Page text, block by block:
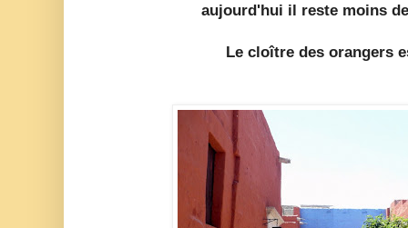
aujourd'hui il reste moins
Le cloître des orangers